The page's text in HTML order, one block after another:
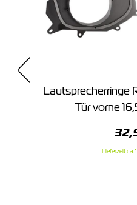
Lautsprecherringe
Tür vorne
Lieferzeit ca.